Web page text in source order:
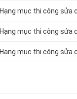
Hạng mục thi công sửa
Hạng mục thi công sửa
Hạng mục thi công sửa